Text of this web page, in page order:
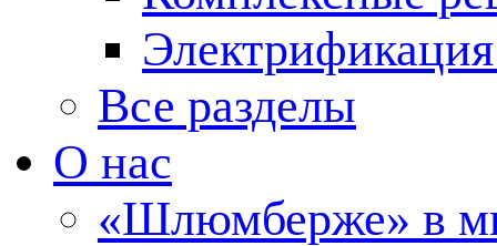
Все разделы
О нас
«Шлюмберже» в